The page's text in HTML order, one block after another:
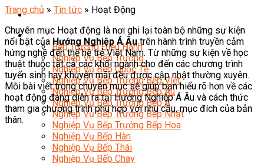
Đầu Bếp
Bếp Trưởng Điều Hành
Nghiệp Vụ Bếp Trưởng
Nghiệp Vụ Bếp Quốc Tế
Nghiệp Vụ Bếp Trưởng Bếp Việt
Nghiệp Vụ Bếp Trưởng Bếp Âu
Nghiệp Vụ Bếp Trưởng Bếp Á
Nghiệp Vụ Bếp Trưởng Bếp Nhật
Nghiệp Vụ Bếp Trưởng Bếp Hoa
Nghiệp Vụ Bếp Hàn
Nghiệp Vụ Bếp Thái
Nghiệp Vụ Bếp Chay
Trang chủ » Tin tức » Hoạt Động
Chuyên mục Hoạt động là nơi ghi lại toàn bộ những sự kiện
nổi bật của Hướng Nghiệp Á Âutrên hành trình truyền cảm
hứng nghề đến thế hệ trẻ Việt Nam. Từ những sự kiện về học
thuật thuộc tất cả các khối ngành cho đến các chương trình
tuyển sinh hay khuyến mãi đều được cập nhật thường xuyên.
Mỗi bài viết trong chuyên mục sẽ giúp bạn hiểu rõ hơn về các
hoạt động đang diễn ra tại Hướng Nghiệp Á Âu và cách thức
tham gia chương trình phù hợp với nhu cầu, mục đích của bản
thân.